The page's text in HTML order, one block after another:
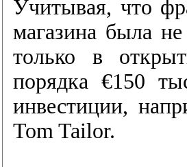
Учитывая, что
магазина была
только в
порядка €150
инвестиции,
Tom Tailor.